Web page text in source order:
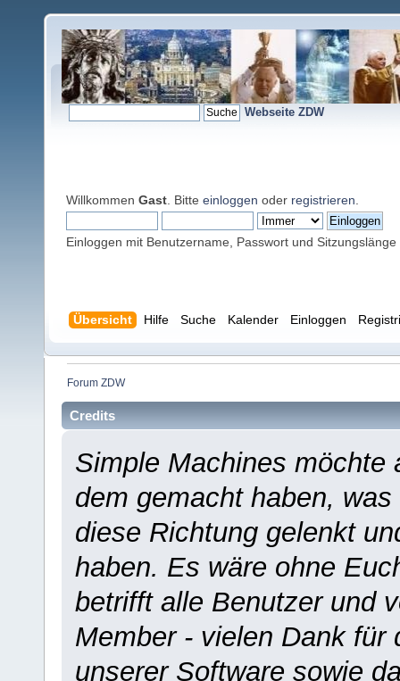
Webseite ZDW
Willkommen Gast . Bitte einloggen oder registrieren
Einloggen mit Benutzername, Passwort und Sitzungslänge
Übersicht Hilfe Suche Kalender Einloggen
Forum ZDW
Credits
Simple Machines möchte
dem gemacht haben,
diese Richtung gelenkt
haben. Es wäre ohne
betrifft alle Benutzer und
Member - vielen Dank für
unserer Software sowie